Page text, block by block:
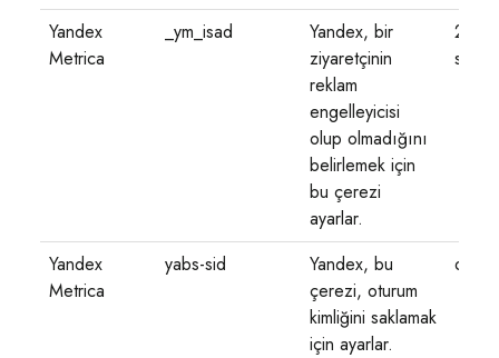
Yandex
Metrica
_ym_isad
Yandex, bir
ziyaretçinin
reklam
engelleyicisi
olup olmadığını
belirlemek için
bu çerezi
ayarlar.
20
saat
Yandex
Metrica
yabs-sid
Yandex, bu
çerezi, oturum
kimliğini saklamak
için ayarlar.